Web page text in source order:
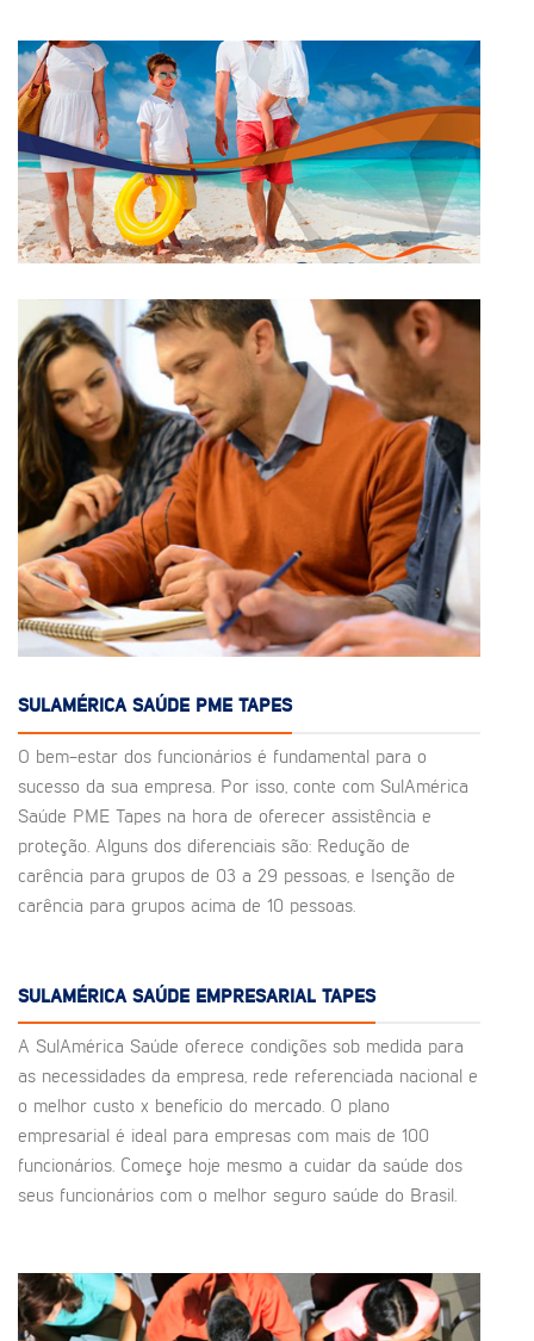
SULAMÉRICA SAÚDE PME TAPES
O bem-estar dos funcionários é fundamental para o
sucesso da sua empresa. Por isso, conte com SulAmérica
Saúde PME Tapes na hora de oferecer assistência e
proteção. Alguns dos diferenciais são: Redução de
carência para grupos de 03 a 29 pessoas, e Isenção de
carência para grupos acima de 10 pessoas.
SULAMÉRICA SAÚDE EMPRESARIAL TAPES
A SulAmérica Saúde oferece condições sob medida para
as necessidades da empresa, rede referenciada nacional e
o melhor custo x benefício do mercado. O plano
empresarial é ideal para empresas com mais de 100
funcionários. Começe hoje mesmo a cuidar da saúde dos
seus funcionários com o melhor seguro saúde do Brasil.